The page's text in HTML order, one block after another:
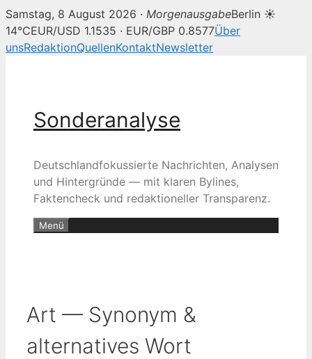
Samstag, 8 August 2026 · MorgenausgabeBerlin ☀
14°CEUR/USD 1.1535 · EUR/GBP 0.8577Über
unsRedaktionQuellenKontaktNewsletter
Sonderanalyse
Deutschlandfokussierte Nachrichten, Analysen
und Hintergründe — mit klaren Bylines,
Faktencheck und redaktioneller Transparenz.
Menü
Art — Synonym &
alternatives Wort